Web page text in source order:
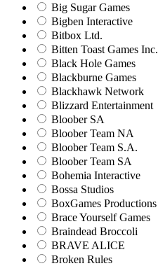
Big Sugar Games
Bigben Interactive
Bitbox Ltd.
Bitten Toast Games Inc.
Black Hole Games
Blackburne Games
Blackhawk Network
Blizzard Entertainment
Bloober SA
Bloober Team NA
Bloober Team S.A.
Bloober Team SA
Bohemia Interactive
Bossa Studios
BoxGames Productions
Brace Yourself Games
Braindead Broccoli
BRAVE ALICE
Broken Rules